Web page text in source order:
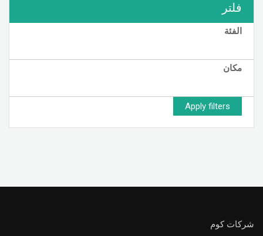
فلتر
الفئة
مكان
Apply filters
شركات كوم